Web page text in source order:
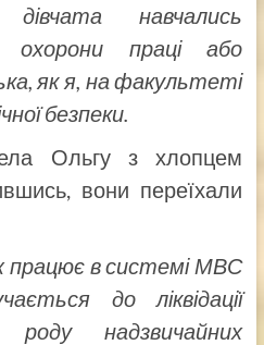
навчались
праці або
як я, на факультеті
безпеки.
Ольгу з хлопцем
вони переїхали
працює в системі МВС
до ліквідації
роду надзвичайних